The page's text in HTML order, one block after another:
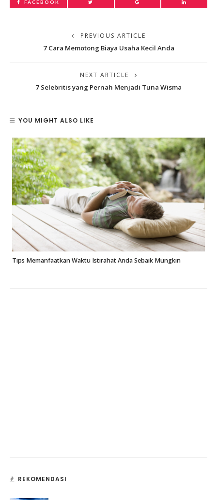
FACEBOOK
PREVIOUS ARTICLE
7 Cara Memotong Biaya Usaha Kecil Anda
NEXT ARTICLE
7 Selebritis yang Pernah Menjadi Tuna Wisma
YOU MIGHT ALSO LIKE
Tips Memanfaatkan Waktu Istirahat Anda Sebaik Mungkin
REKOMENDASI